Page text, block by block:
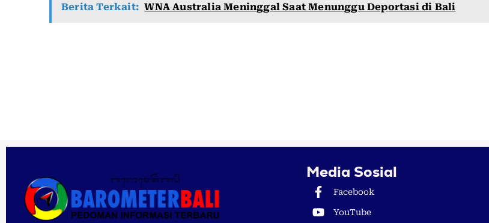
Berita Terkait: WNA Australia Meninggal Saat Menunggu Deportasi di Bali
Media Sosial
Facebook
YouTube